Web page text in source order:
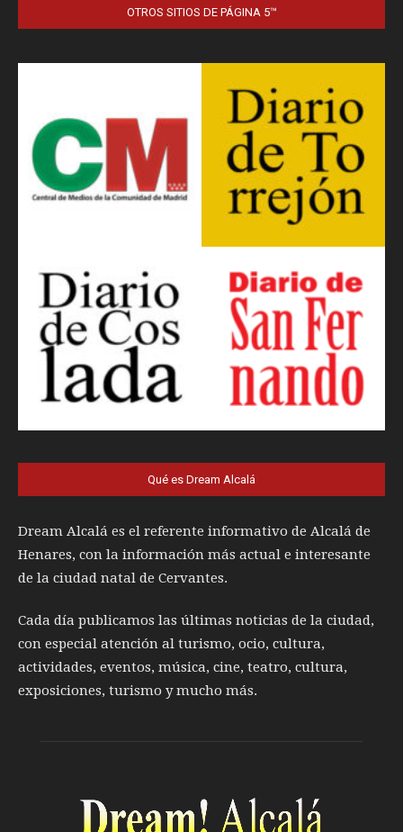
OTROS SITIOS DE PÁGINA 5™
Qué es Dream Alcalá
Dream Alcalá es el referente informativo de Alcalá de
Henares, con la información más actual e interesante
de la ciudad natal de Cervantes.
Cada día publicamos las últimas noticias de la ciudad,
con especial atención al turismo, ocio, cultura,
actividades, eventos, música, cine, teatro, cultura,
exposiciones, turismo y mucho más.